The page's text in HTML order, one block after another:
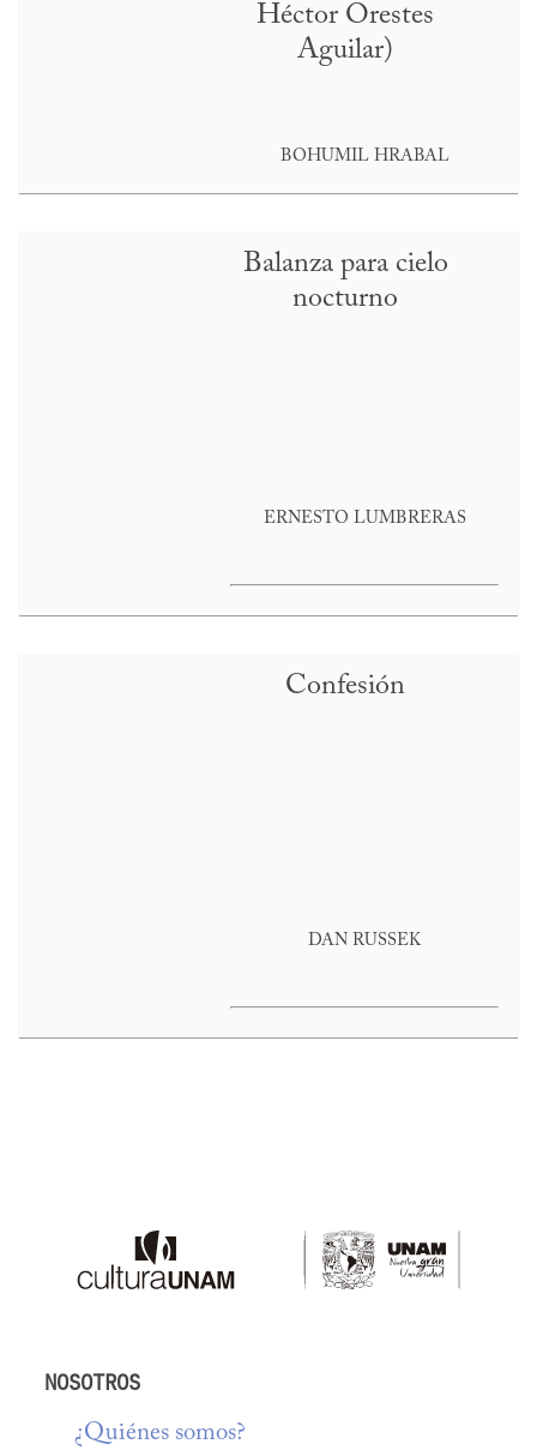
Héctor Orestes
Aguilar)
BOHUMIL HRABAL
Balanza para cielo
nocturno
ERNESTO LUMBRERAS
Confesión
DAN RUSSEK
NOSOTROS
¿Quiénes somos?